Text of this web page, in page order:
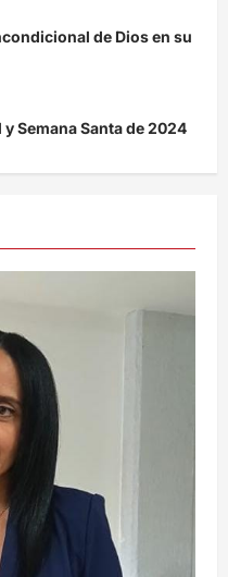
de Dios en su
Semana Santa de 2024